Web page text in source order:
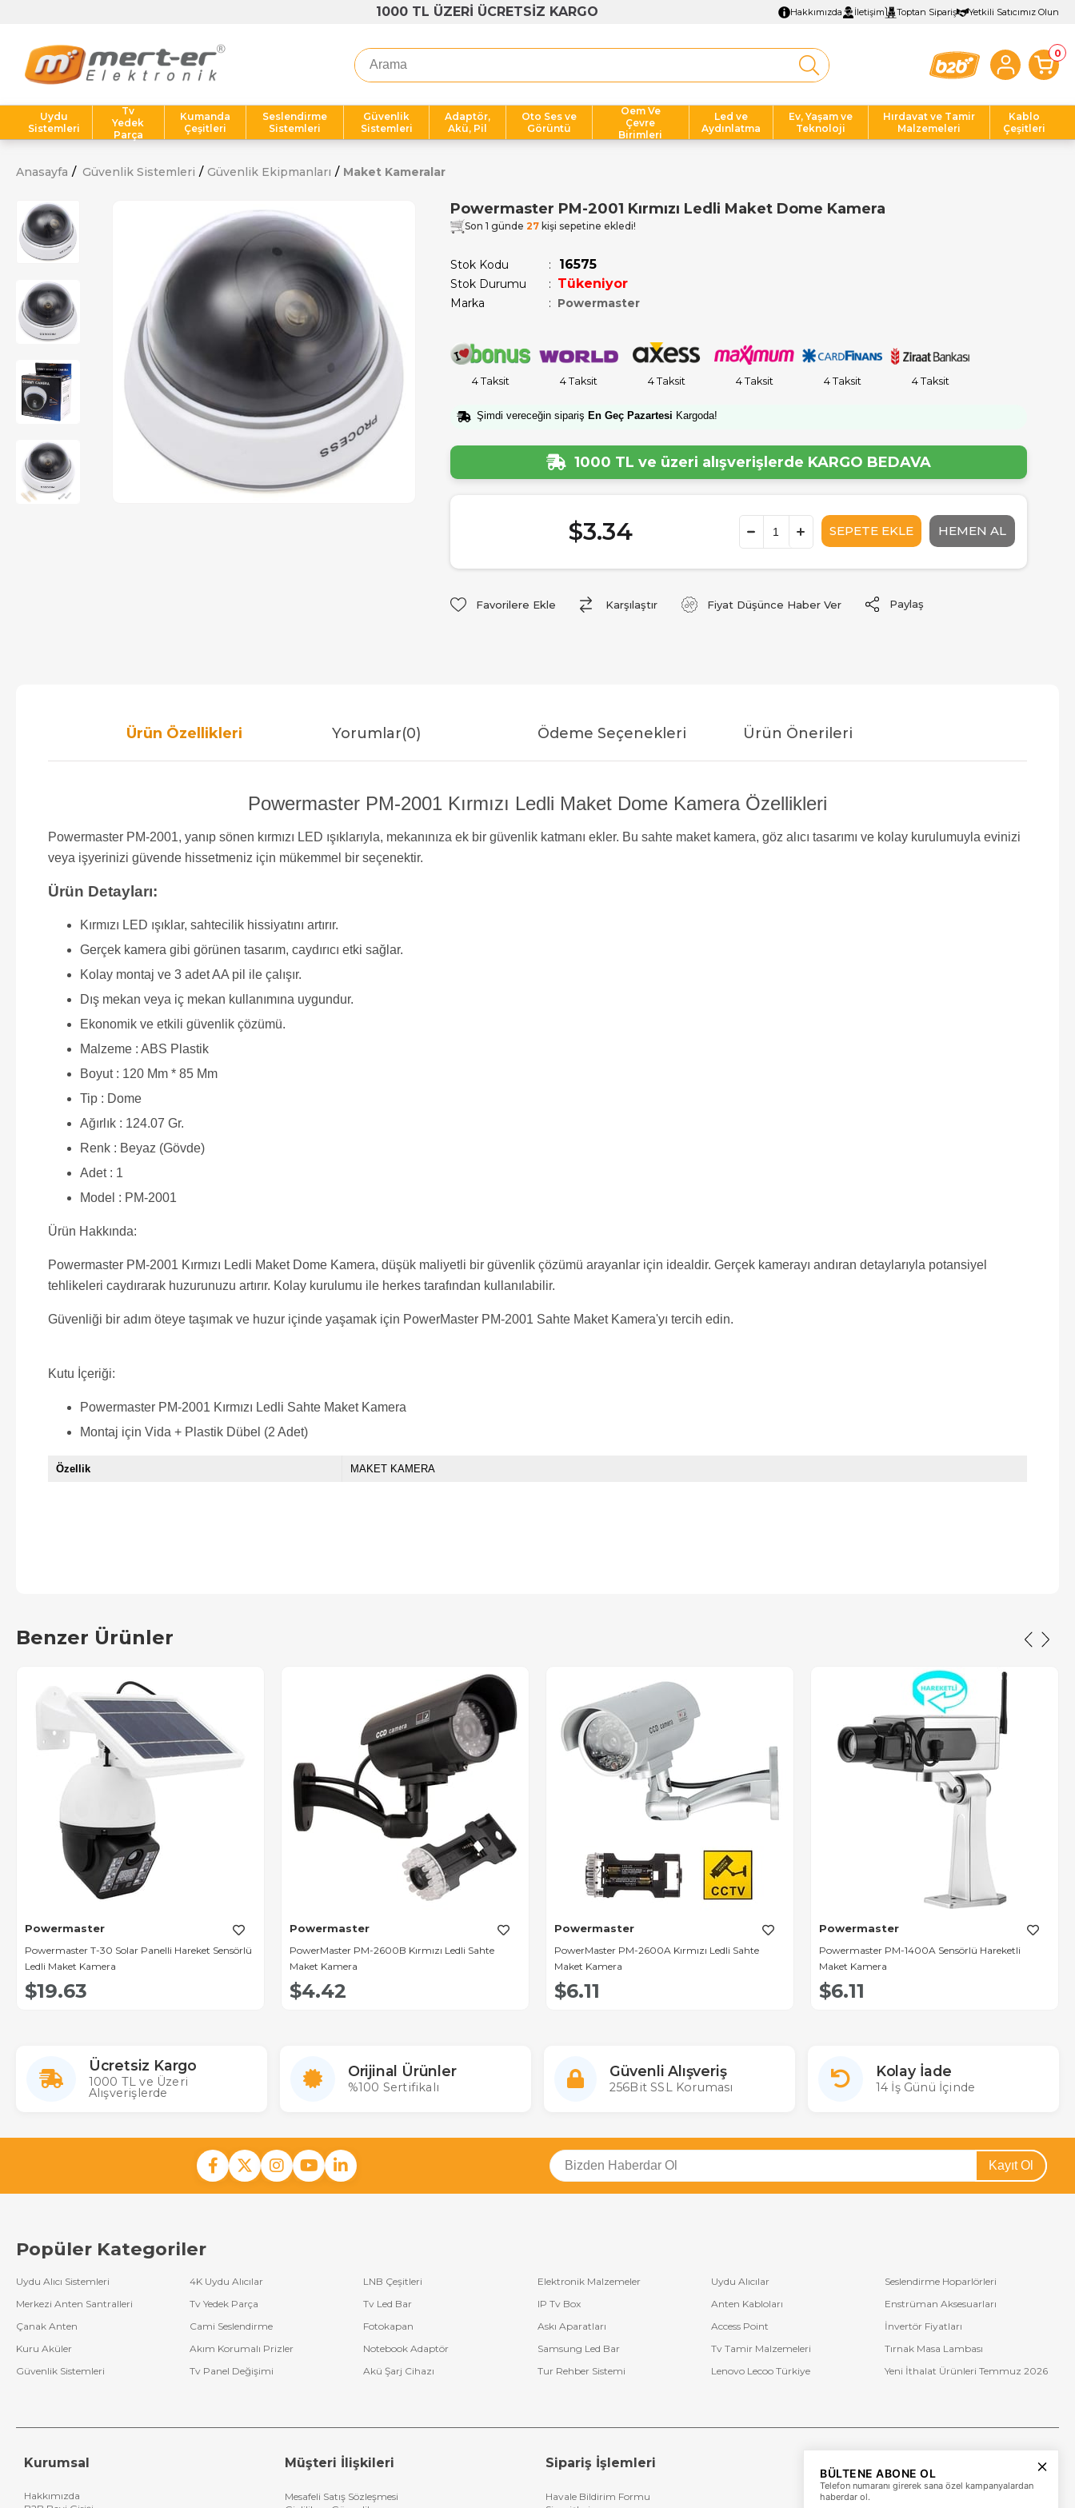
1000 TL ÜZERİ ÜCRETSİZ KARGO Hakkımızda İletişim Toptan Sipariş Yetkili Satıcımız Olun
0
Uydu
Sistemleri
Tv
Yedek
Parça
Kumanda
Çeşitleri
Seslendirme
Sistemleri
Güvenlik
Sistemleri
Adaptör,
Akü, Pil
Oto Ses ve
Görüntü
Oem Ve
Çevre
Birimleri
Led ve
Aydınlatma
Ev, Yaşam ve
Teknoloji
Hırdavat ve Tamir
Malzemeleri
Kablo
Çeşitleri
Anasayfa Güvenlik Sistemleri Güvenlik Ekipmanları Maket Kameralar
Powermaster PM-2001 Kırmızı Ledli Maket Dome Kamera
Son 1 günde 27 kişi sepetine ekledi!
Stok Kodu 16575
Stok Durumu : Tükeniyor
Marka : Powermaster
4 Taksit 4 Taksit 4 Taksit 4 Taksit 4 Taksit 4 Taksit
Şimdi vereceğin sipariş En Geç Pazartesi Kargoda!
1000 TL ve üzeri alışverişlerde KARGO BEDAVA
$3.34
Favorilere Ekle Karşılaştır Fiyat Düşünce Haber Ver Paylaş
Ürün Özellikleri Yorumlar(0) Ödeme Seçenekleri Ürün Önerileri
Powermaster PM-2001 Kırmızı Ledli Maket Dome Kamera Özellikleri
Powermaster PM-2001, yanıp sönen kırmızı LED ışıklarıyla, mekanınıza ek bir güvenlik katmanı ekler. Bu sahte maket kamera, göz alıcı tasarımı ve kolay kurulumuyla evinizi
veya işyerinizi güvende hissetmeniz için mükemmel bir seçenektir.
Ürün Detayları:
Kırmızı LED ışıklar, sahtecilik hissiyatını artırır.
Gerçek kamera gibi görünen tasarım, caydırıcı etki sağlar.
Kolay montaj ve 3 adet AA pil ile çalışır.
Dış mekan veya iç mekan kullanımına uygundur.
Ekonomik ve etkili güvenlik çözümü.
Malzeme : ABS Plastik
Boyut : 120 Mm * 85 Mm
Tip : Dome
Ağırlık : 124.07 Gr.
Renk : Beyaz (Gövde)
Adet : 1
Model : PM-2001
Ürün Hakkında:
Powermaster PM-2001 Kırmızı Ledli Maket Dome Kamera, düşük maliyetli bir güvenlik çözümü arayanlar için idealdir. Gerçek kamerayı andıran detaylarıyla potansiyel
tehlikeleri caydırarak huzurunuzu artırır. Kolay kurulumu ile herkes tarafından kullanılabilir.
Güvenliği bir adım öteye taşımak ve huzur içinde yaşamak için PowerMaster PM-2001 Sahte Maket Kamera'yı tercih edin.
Kutu İçeriği:
Powermaster PM-2001 Kırmızı Ledli Sahte Maket Kamera
Montaj için Vida + Plastik Dübel (2 Adet)
Özellik MAKET KAMERA
Benzer Ürünler
Powermaster
Powermaster T-30 Solar Panelli Hareket Sensörlü
Ledli Maket Kamera
$19.63
Powermaster
PowerMaster PM-2600B Kırmızı Ledli Sahte
Maket Kamera
$4.42
Powermaster
PowerMaster PM-2600A Kırmızı Ledli Sahte
Maket Kamera
$6.11
Powermaster
Powermaster PM-1400A Sensörlü Hareketli
Maket Kamera
$6.11
Ücretsiz Kargo
1000 TL ve Üzeri
Alışverişlerde
Orijinal Ürünler
%100 Sertifikalı
Güvenli Alışveriş
256Bit SSL Koruması
Kolay İade
14 İş Günü İçinde
Kayıt Ol
Popüler Kategoriler
Uydu Alıcı Sistemleri 4K Uydu Alıcılar LNB Çeşitleri Elektronik Malzemeler Uydu Alıcılar
Seslendirme Hoparlörleri
Merkezi Anten Santralleri
Tv Yedek Parça Tv Led Bar IP Tv Box Anten Kabloları
Enstrüman Aksesuarları
Çanak Anten
Cami Seslendirme Fotokapan Askı Aparatları Access Point
İnvertör Fiyatları
Kuru Aküler
Akım Korumalı Prizler Notebook Adaptör Samsung Led Bar Tv Tamir Malzemeleri
Tırnak Masa Lambası
Güvenlik Sistemleri
Tv Panel Değişimi Akü Şarj Cihazı Tur Rehber Sistemi Lenovo Lecoo Türkiye Yeni İthalat Ürünleri Temmuz 2026
Kurumsal
Hakkımızda
Müşteri İlişkileri
Mesafeli Satış Sözleşmesi
Sipariş İşlemleri
Havale Bildirim Formu
+90 (850) 473 08 08
BÜLTENE ABONE OL
Telefon numaranı girerek sana özel kampanyalardan
haberdar ol.